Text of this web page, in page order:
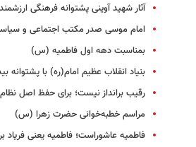
آثار شهید آوینی پشتوانه فرهنگی
امام موسی صدر مکتب اجتماعی و سیاسی
بمناسبت دهه اول فاطمیه (س)
بنیاد انقلاب عظیم امام(ره) با پشتوانه
رقیب برانداز نیست؛ برای حفظ اصل
مراسم خطبه‌خوانی حضرت زهرا (س)
فاطمیه عاشوراست؛ فاطمیه یعنی فریاد